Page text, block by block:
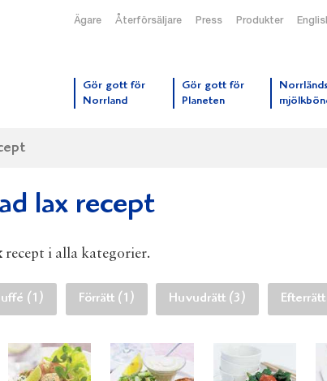
Ägare Återförsäljare Press Produkter
Gör gott för
Norrland
Gör gott för
Planeten
lax recept
recept i alla kategorier.
(1) Förrätt (1) Huvudrätt (3)